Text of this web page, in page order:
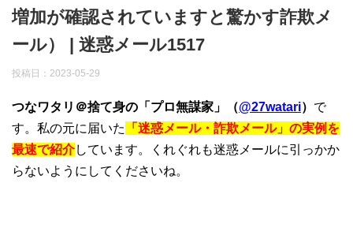
増加が確認されていますと驚かす詐欺メ
ール） | 迷惑メール1517
投稿日： 2023-05-29
つなワタリ＠捨て身の「プロ無謀家」（@27watari） で
す。私の元に届いた
「迷惑メール・詐欺メール」の実例を
最速で紹介しています。くれぐれも迷惑メールに引っかか
らないようにしてくださいね。